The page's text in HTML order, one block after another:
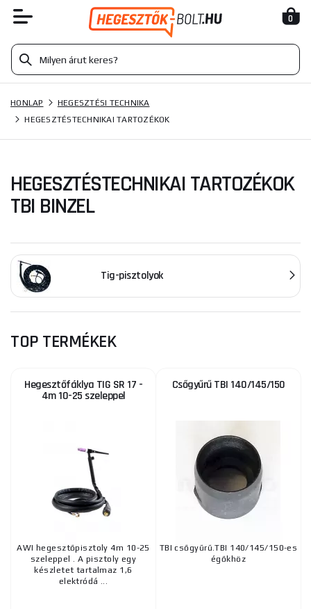
0
HONLAP
HEGESZTÉSI TECHNIKA
HEGESZTÉSTECHNIKAI TARTOZÉKOK
HEGESZTÉSTECHNIKAI TARTOZÉKOK
TBI BINZEL
Tig-pisztolyok
TOP TERMÉKEK
Hegesztőfáklya TIG SR 17 -
4m 10-25 szeleppel
AWI hegesztőpisztoly 4m 10-25
szeleppel . A pisztoly egy
készletet tartalmaz 1,6
elektródá ...
Csőgyűrű TBI 140/145/150
TBI csőgyűrű.TBI 140/145/150-es
égőkhöz